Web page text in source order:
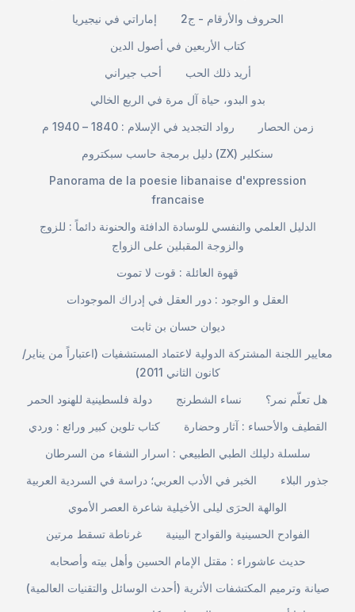
إماراتي في نيجيريا
الحروف والأرقام - ج2
كتاب الأربعين في أصول الدين
أحب جيراني
أريد ذلك الحب
بدو البدو، حياة آل مرة في الربع الخالي
رواد التجديد في الإسلام : 1840 – 1940 م
زمن الحصار
دليل برمجة حاسب سبكتروم (ZX) سنكلير
Panorama de la poesie libanaise d'expression
francaise
الدليل العلمي والنفسي للوسادة الدافئة والحنونة دائماً : للزوج
والزوجة المقبلين على الزواج
قهوة العائلة : قوت لا تموت
العقل و الوجود : دور العقل في إدراك الموجودات
ديوان حسان بن ثابت
معايير اللجنة المشتركة الدولية لاعتماد المستشفيات (اعتباراً من يناير/
كانون الثاني 2011)
دولة فلسطينية للهنود الحمر
نساء الشطرنج
هل تعلّم نمر؟
كتاب تلوين كبير ورائع : وردي
القطيف والأحساء : آثار وحضارة
سلسلة دليلك الطبي الطبيعي : اسرار الشفاء من السرطان
الخبر في الأدب العربي؛ دراسة في السردية العربية
جذور البلاء
الوالهة الحرَى ليلى الأخيلية شاعرة العصر الأموي
غرناطة تسقط مرتين
الفوادح الحسينية والقوادح البينية
حديث عاشوراء : مقتل الإمام الحسين وأهل بيته وأصحابه
صيانة وترميم المكتشفات الأثرية (أحدث الوسائل والتقنيات العالمية)